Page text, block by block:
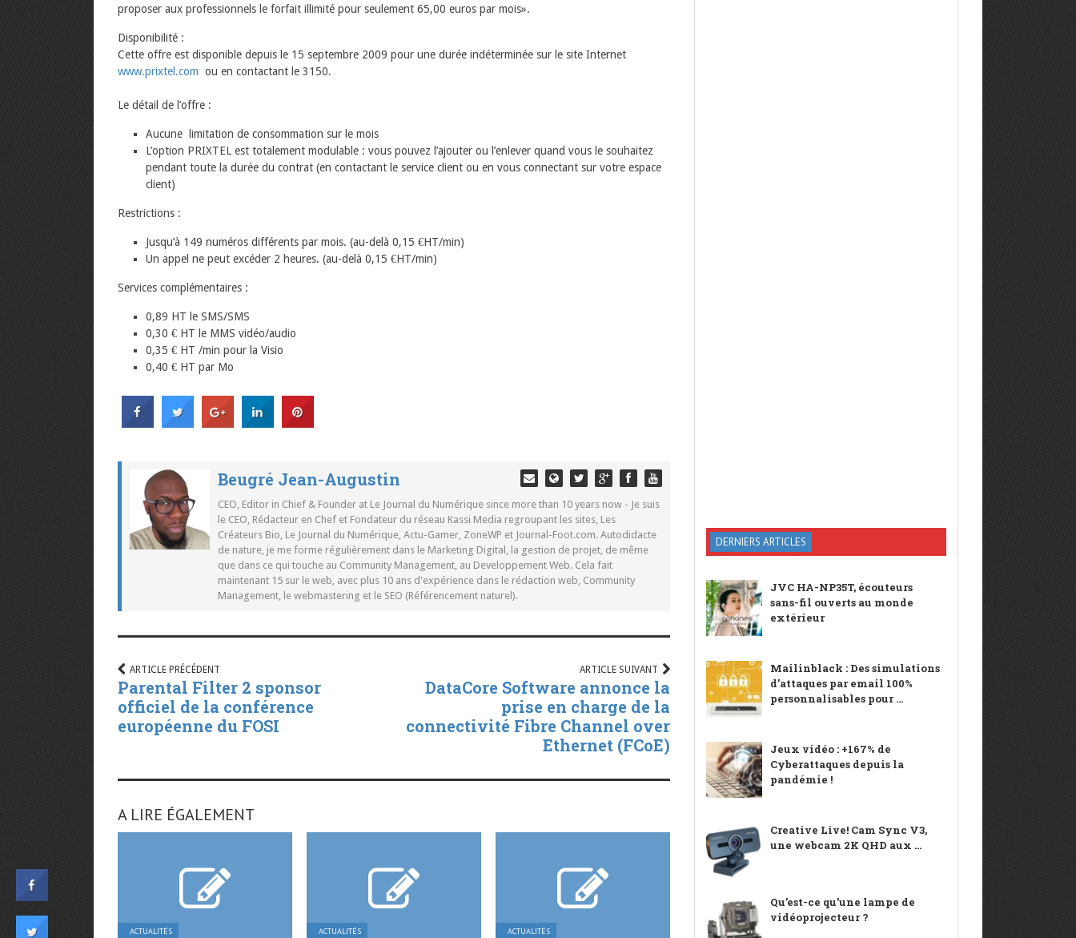
proposer aux professionnels le forfait illimité pour seulement 65,00 euros par mois».
Disponibilité :
Cette offre est disponible depuis le 15 septembre 2009 pour une durée indéterminée sur le site Internet
www.prixtel.com ou en contactant le 3150.
Le détail de l’offre :
Aucune limitation de consommation sur le mois
L’option PRIXTEL est totalement modulable : vous pouvez l’ajouter ou l’enlever quand vous le souhaitez
pendant toute la durée du contrat (en contactant le service client ou en vous connectant sur votre espace
client)
Restrictions :
Jusqu’à 149 numéros différents par mois. (au-delà 0,15 €HT/min)
Un appel ne peut excéder 2 heures. (au-delà 0,15 €HT/min)
Services complémentaires :
0,89 HT le SMS/SMS
0,30 € HT le MMS vidéo/audio
0,35 € HT /min pour la Visio
0,40 € HT par Mo
Beugré Jean-Augustin
CEO, Editor in Chief & Founder at Le Journal du Numérique since more than 10 years now - Je suis
le CEO, Rédacteur en Chef et Fondateur du réseau Kassi Media regroupant les sites, Les
Créateurs Bio, Le Journal du Numérique, Actu-Gamer, ZoneWP et Journal-Foot.com. Autodidacte
de nature, je me forme régulièrement dans le Marketing Digital, la gestion de projet, de même
que dans ce qui touche au Community Management, au Developpement Web. Cela fait
maintenant 15 sur le web, avec plus 10 ans d'expérience dans le rédaction web, Community
Management, le webmastering et le SEO (Référencement naturel).
ARTICLE PRÉCÉDENT
Parental Filter 2 sponsor
officiel de la conférence
européenne du FOSI
ARTICLE SUIVANT
DataCore Software annonce la
prise en charge de la
connectivité Fibre Channel over
Ethernet (FCoE)
A LIRE ÉGALEMENT
ACTUALITÉS ACTUALITÉS ACTUALITÉS
DERNIERS ARTICLES
JVC HA-NP35T, écouteurs
sans-fil ouverts au monde
extérieur
Mailinblack : Des simulations
d’attaques par email 100%
personnalisables pour ...
Jeux vidéo : +167% de
Cyberattaques depuis la
pandémie !
Creative Live! Cam Sync V3,
une webcam 2K QHD aux ...
Qu’est-ce qu’une lampe de
vidéoprojecteur ?